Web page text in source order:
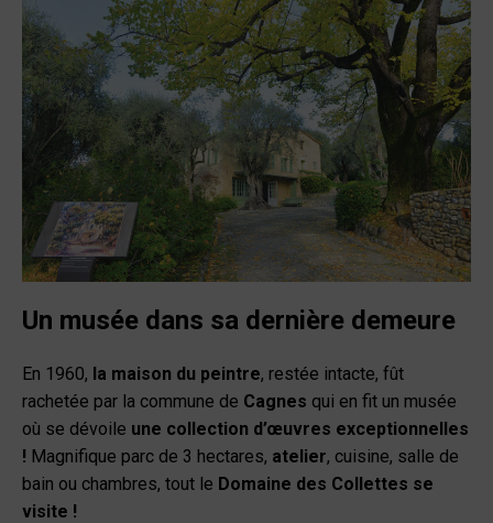
Un musée dans sa dernière demeure
En 1960, la maison du peintre, restée intacte, fût
rachetée par la commune de Cagnes qui en fit un musée
où se dévoile une collection d’œuvres exceptionnelles
! Magnifique parc de 3 hectares, atelier, cuisine, salle de
bain ou chambres, tout le Domaine des Collettes se
visite !